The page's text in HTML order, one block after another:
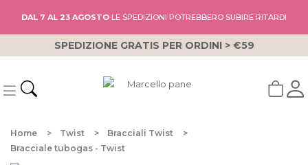
DAL 7 AL 23 AGOSTO LE SPEDIZIONI POTREBBERO SUBIRE RITARDI
SPEDIZIONE GRATIS PER ORDINI > €59
Home Twist
Bracciali Twist
Bracciale tubogas - Twist